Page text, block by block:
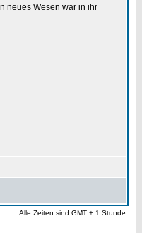
neues Wesen war in ihr
Alle Zeiten sind GMT + 1 Stunde